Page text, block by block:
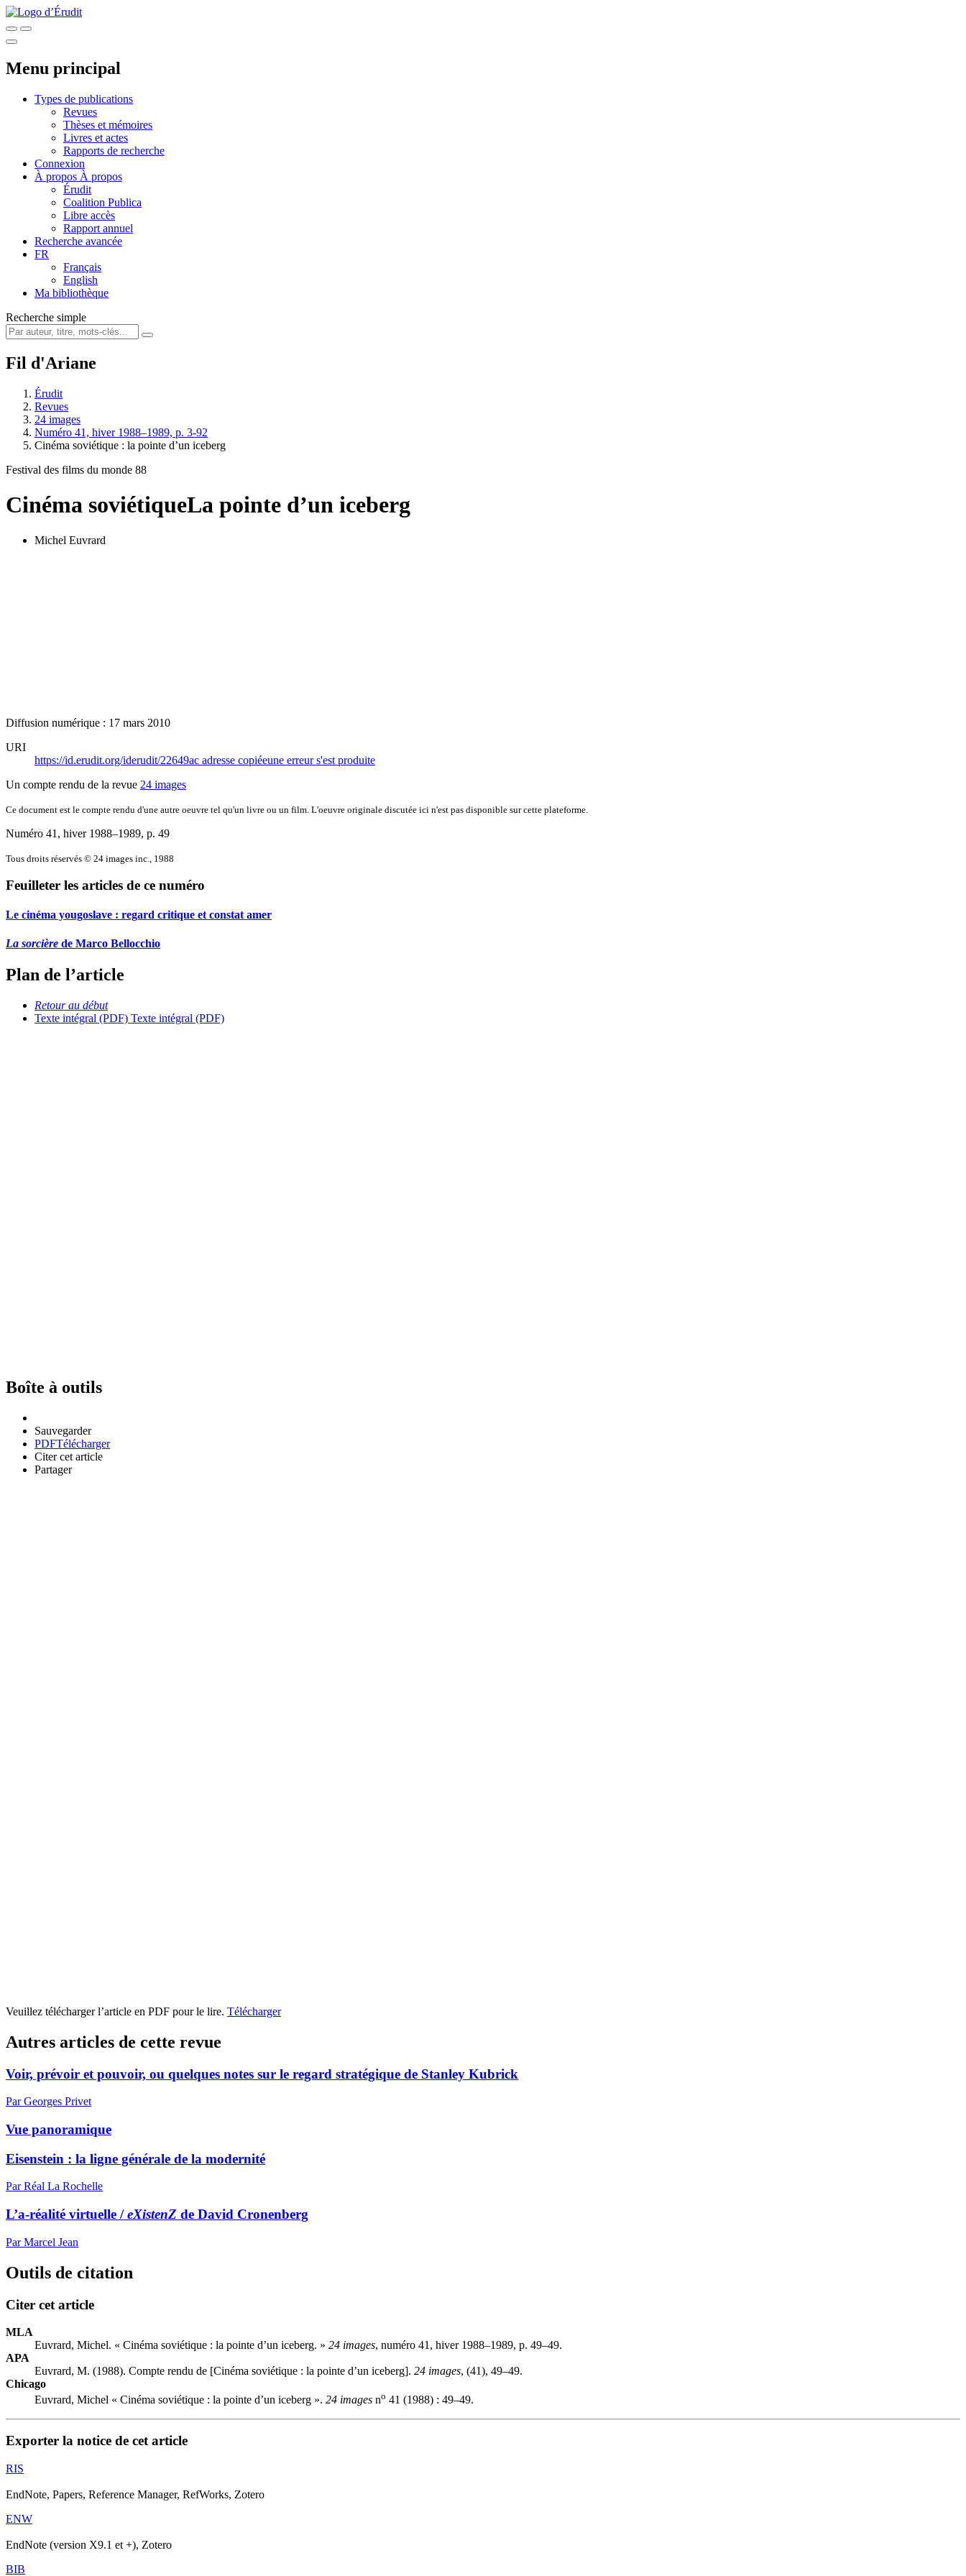
Menu principal
Types de publications
Revues
Thèses et mémoires
Livres et actes
Rapports de recherche
Connexion
À propos À propos
Érudit
Coalition Publica
Libre accès
Rapport annuel
Recherche avancée
FR
Français
English
Ma bibliothèque
Recherche simple
Fil d'Ariane
Érudit
Revues
24 images
Numéro 41, hiver 1988–1989, p. 3-92
Cinéma soviétique : la pointe d’un iceberg
Festival des films du monde 88
Cinéma soviétiqueLa pointe d’un iceberg
Michel Euvrard
Diffusion numérique : 17 mars 2010
URI
https://id.erudit.org/iderudit/22649ac adresse copiéeune erreur s'est produite
Un compte rendu de la revue 24 images
Ce document est le compte rendu d'une autre oeuvre tel qu'un livre ou un film. L'oeuvre originale discutée ici n'est pas disponible sur cette plateforme.
Numéro 41, hiver 1988–1989, p. 49
Tous droits réservés © 24 images inc., 1988
Feuilleter les articles de ce numéro
Le cinéma yougoslave : regard critique et constat amer
La sorcière de Marco Bellocchio
Plan de l’article
Retour au début
Texte intégral (PDF) Texte intégral (PDF)
Boîte à outils
Sauvegarder
PDFTélécharger
Citer cet article
Partager
Veuillez télécharger l’article en PDF pour le lire. Télécharger
Autres articles de cette revue
Voir, prévoir et pouvoir, ou quelques notes sur le regard stratégique de Stanley Kubrick
Par Georges Privet
Vue panoramique
Eisenstein : la ligne générale de la modernité
Par Réal La Rochelle
L’a-réalité virtuelle /eXistenZ de David Cronenberg
Par Marcel Jean
Outils de citation
Citer cet article
MLA
Euvrard, Michel. « Cinéma soviétique : la pointe d’un iceberg. » 24 images, numéro 41, hiver 1988–1989, p. 49–49.
APA
Euvrard, M. (1988). Compte rendu de [Cinéma soviétique : la pointe d’un iceberg]. 24 images, (41), 49–49.
Chicago
Euvrard, Michel « Cinéma soviétique : la pointe d’un iceberg ». 24 images no 41 (1988) : 49–49.
Exporter la notice de cet article
RIS
EndNote, Papers, Reference Manager, RefWorks, Zotero
ENW
EndNote (version X9.1 et +), Zotero
BIB